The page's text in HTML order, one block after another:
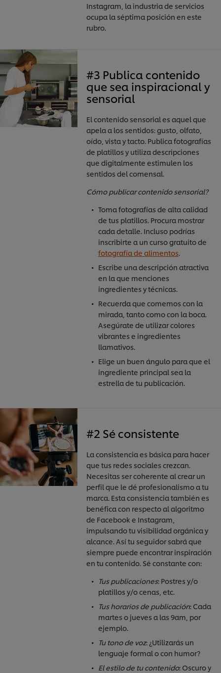
Instagram, la industria de servicios
ocupa la séptima posición en este
rubro.
#3 Publica contenido
que sea inspiracional y
sensorial
El contenido sensorial es aquel que
apela a los sentidos: gusto, olfato,
oído, vista y tacto. Publica fotografías
de platillos y utiliza descripciones
que digitalmente estimulen los
sentidos del comensal.
Cómo publicar contenido sensorial?
Toma fotografías de alta calidad
de tus platillos. Procura mostrar
cada detalle. Incluso podrías
inscribirte a un curso gratuito de
fotografía de alimentos.
Escribe una descripción atractiva
en la que menciones
ingredientes y técnicas.
Recuerda que comemos con la
mirada, tanto como con la boca.
Asegúrate de utilizar colores
vibrantes e ingredientes
llamativos.
Elige un buen ángulo para que el
ingrediente principal sea la
estrella de tu publicación.
#2 Sé consistente
La consistencia es básica para hacer
que tus redes sociales crezcan.
Necesitas ser coherente al crear un
perfil que le dé profesionalismo a tu
marca. Esta consistencia también es
benéfica con respecto al algoritmo
de Facebook e Instagram,
impulsando tu visibilidad orgánica y
alcance. Así tu seguidor sabrá que
siempre puede encontrar inspiración
en tu contenido. Sé constante con:
Tus publicaciones: Postres y/o
platillos y/o cenas, etc.
Tus horarios de publicación: Cada
martes o jueves a las 9am, por
ejemplo.
Tu tono de voz: ¿Utilizarás un
lenguaje formal o con humor?
El estilo de tu contenido: Oscuro y